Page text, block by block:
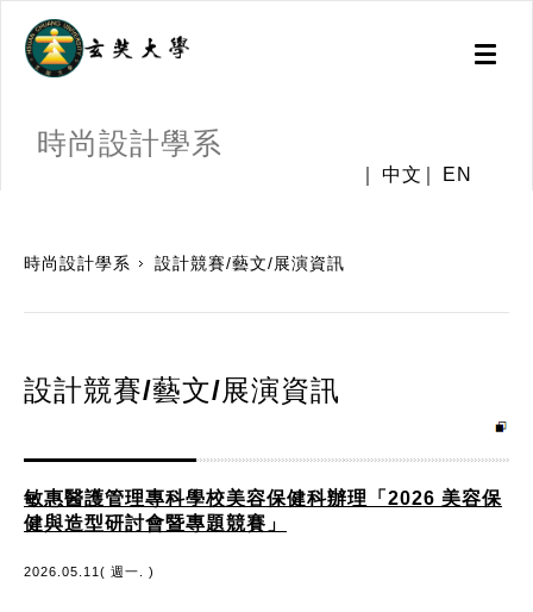
Toggle
時尚設計學系
中文 EN
時尚設計學系 設計競賽/藝文/展演資訊
設計競賽/藝文/展演資訊
敏惠醫護管理專科學校美容保健科辦理「2026 美容保
健與造型研討會暨專題競賽」
2026.05.11( 週一. )